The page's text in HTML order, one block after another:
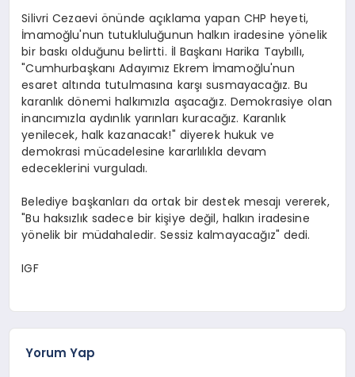
Silivri Cezaevi önünde açıklama yapan CHP heyeti,
İmamoğlu'nun tutukluluğunun halkın iradesine yönelik
bir baskı olduğunu belirtti. İl Başkanı Harika Taybıllı,
"Cumhurbaşkanı Adayımız Ekrem İmamoğlu'nun
esaret altında tutulmasına karşı susmayacağız. Bu
karanlık dönemi halkımızla aşacağız. Demokrasiye olan
inancımızla aydınlık yarınları kuracağız. Karanlık
yenilecek, halk kazanacak!" diyerek hukuk ve
demokrasi mücadelesine kararlılıkla devam
edeceklerini vurguladı.
Belediye başkanları da ortak bir destek mesajı vererek,
"Bu haksızlık sadece bir kişiye değil, halkın iradesine
yönelik bir müdahaledir. Sessiz kalmayacağız" dedi.
IGF
Yorum Yap